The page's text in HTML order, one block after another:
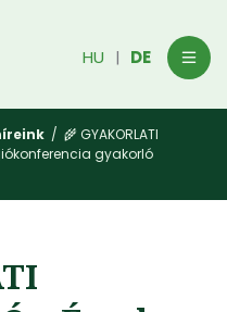
HU | DE
/ 🌾 GYAKORLATI
gyakorló